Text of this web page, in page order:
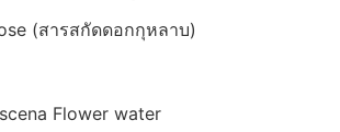
(สารสกัดดอกกุหลาบ)
Flower water